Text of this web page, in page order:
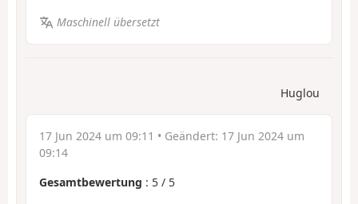
Maschinell übersetzt
Huglou
17 Jun 2024 um 09:11 • Geändert: 17 Jun 2024 um
09:14
Gesamtbewertung : 5 / 5